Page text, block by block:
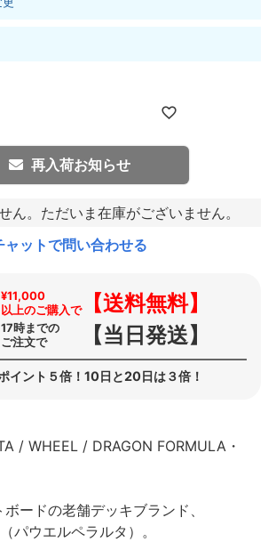
再入荷お知らせ
ん。ただいま在庫がございません。
ャットで問い合わせる
¥11,000
以上のご購入で【送料無料】
17時までの
ご注文で
【当日発送】
イント５倍！10日と20日は３倍！
/ WHEEL / DRAGON FORMULA・
ードの老舗デッキブランド、
パウエルペラルタ）。